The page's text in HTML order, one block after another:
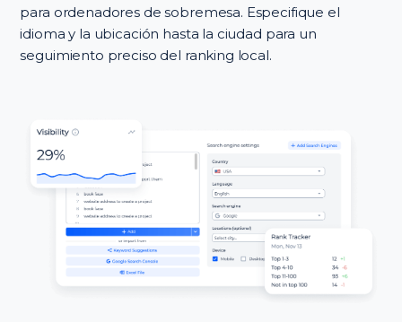
para ordenadores de sobremesa. Especifique el
idioma y la ubicación hasta la ciudad para un
seguimiento preciso del ranking local.